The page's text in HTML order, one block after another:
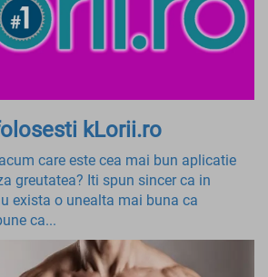
kLorii.ro
care este cea mai bun aplicatie
greutatea? Iti spun sincer ca in
exista o unealta mai buna ca
ca...